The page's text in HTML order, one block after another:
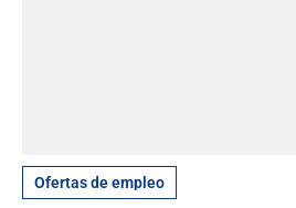
Ofertas de empleo